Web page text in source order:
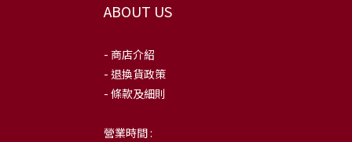
ABOUT US
- 商店介紹
- 退換貨政策
- 條款及細則
營業時間 :